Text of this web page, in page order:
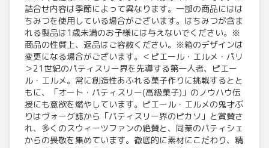
詰合せ内容は季節によって異なります。一部の商品にはは
ちみつを使用している場合がございます。はちみつが含ま
れる製品は1歳未満のお子様には与えないでください。※
商品の性質上、返品はご容赦ください。※箱のデザインは
変更になる場合がございます。＜ピエール・エルメ・パリ
＞21世紀のパティスリー界を先導する第一人者、ピエー
ル・エルメ。常に創造性あふれる菓子作りに挑戦するとと
もに、「オート・パティスリー(高級菓子)」のノウハウ伝
授にも意欲を燃やしています。ピエール・エルメの鬼才ぶ
りはヴォーグ誌から「パティスリー界のピカソ」と賞賛さ
れ、多くのスウィーツファンの絶賛と、同業のパティシェ
からの畏敬を集めています。徹底的に素材にこだわり、精